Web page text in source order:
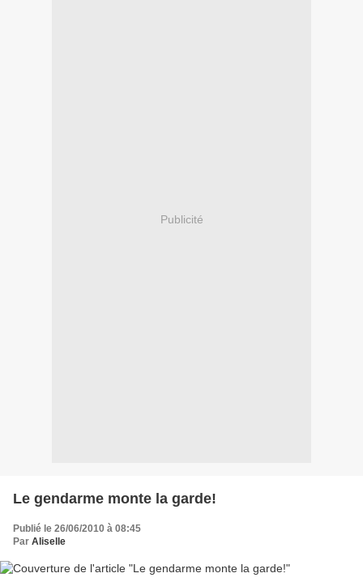
Publicité
Le gendarme monte la garde!
Publié le 26/06/2010 à 08:45
Par Aliselle